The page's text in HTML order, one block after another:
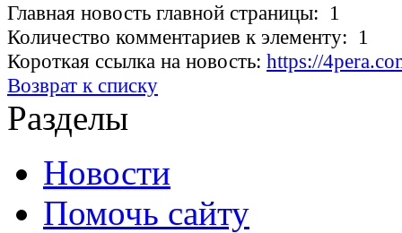
Главная новость главной страницы: 1
Количество комментариев к элементу: 1
Короткая ссылка на новость: https://
Возврат к списку
Разделы
Новости
Помочь сайту